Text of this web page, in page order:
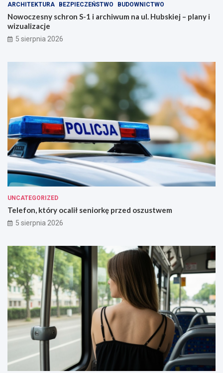
ARCHITEKTURA BEZPIECZEŃSTWO BUDOWNICTWO
Nowoczesny schron S-1 i archiwum na ul. Hubskiej – plany i
wizualizacje
5 sierpnia 2026
UNCATEGORIZED
Telefon, który ocalił seniorkę przed oszustwem
5 sierpnia 2026